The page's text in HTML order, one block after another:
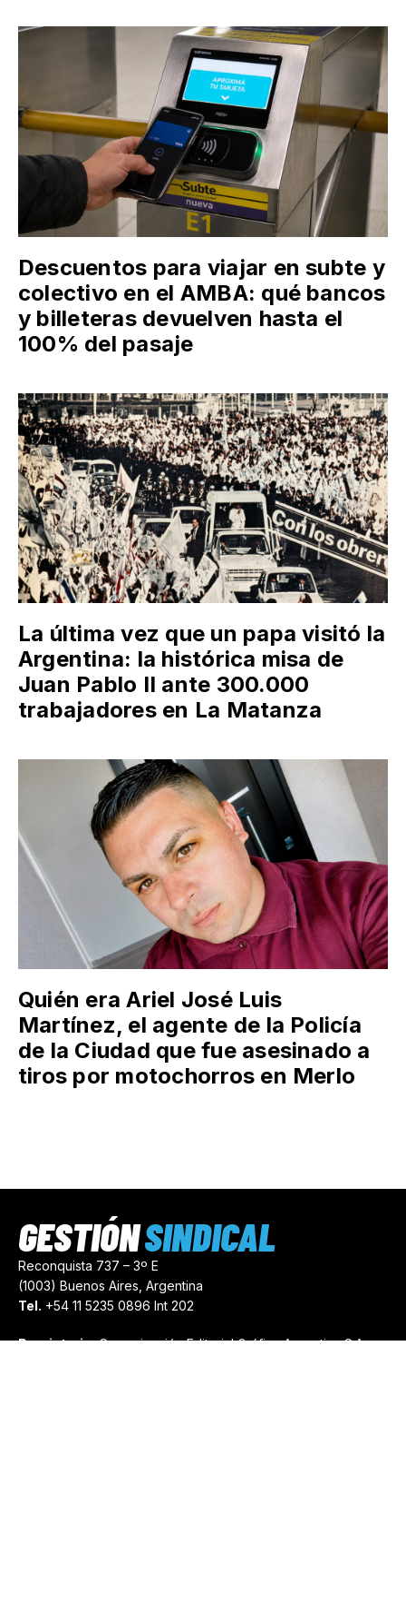
Descuentos para viajar en subte y
colectivo en el AMBA: qué bancos
y billeteras devuelven hasta el
100% del pasaje
La última vez que un papa visitó la
Argentina: la histórica misa de
Juan Pablo II ante 300.000
trabajadores en La Matanza
Quién era Ariel José Luis
Martínez, el agente de la Policía
de la Ciudad que fue asesinado a
tiros por motochorros en Merlo
Reconquista 737 – 3º E
(1003) Buenos Aires, Argentina
Tel. +54 11 5235 0896 Int 202
Propietario:Comunicación Editorial Gráfica Argentina S.A.
GESTIÓNSINDICAL